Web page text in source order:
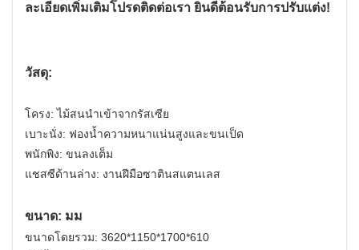
ละเอียดเพิ่มเติมโปรดติดต่อเรา ยินดีต้อนรับการปรับแต่ง!
วัสดุ:
โครง: ไม้สนนำเข้าจากรัสเซีย
เบาะนั่ง: ฟองน้ำความหนาแน่นสูงและขนเป็ด
พนักพิง: ขนลงเต็ม
แชสซีด้านล่าง: งานฝีมือซาตินสแตนเลส
ขนาด: มม
ขนาดโดยรวม: 3620*1150*1700*610